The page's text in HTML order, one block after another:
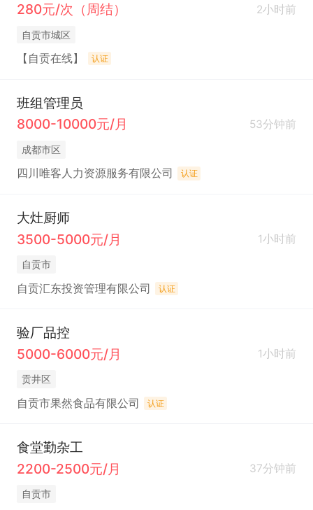
280元/次（周结）
2小时前
自贡市城区
【自贡在线】 认证
班组管理员
8000-10000元/月
53分钟前
成都市区
四川唯客人力资源服务有限公司 认证
大灶厨师
3500-5000元/月
1小时前
自贡市
自贡汇东投资管理有限公司 认证
验厂品控
5000-6000元/月
1小时前
贡井区
自贡市果然食品有限公司 认证
食堂勤杂工
2200-2500元/月
37分钟前
自贡市